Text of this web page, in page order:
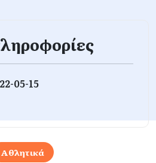
05-15
Αθλητικά